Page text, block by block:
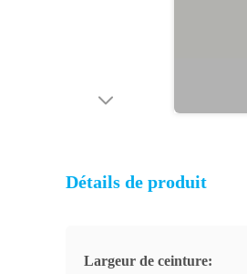
Détails de produit
Largeur de ceinture: